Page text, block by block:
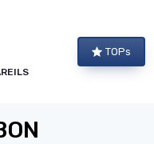
TOPs